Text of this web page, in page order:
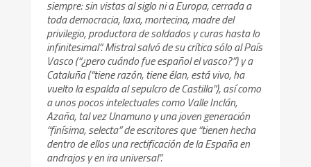
siempre: sin vistas al siglo ni a Europa, cerrada a
toda democracia, laxa, mortecina, madre del
privilegio, productora de soldados y curas hasta lo
infinitesimal”. Mistral salvó de su crítica sólo al País
Vasco (“¿pero cuándo fue español el vasco?”) y a
Cataluña (“tiene razón, tiene élan, está vivo, ha
vuelto la espalda al sepulcro de Castilla”), así como
a unos pocos intelectuales como Valle Inclán,
Azaña, tal vez Unamuno y una joven generación
“finísima, selecta” de escritores que “tienen hecha
dentro de ellos una rectificación de la España en
andrajos y en ira universal”.